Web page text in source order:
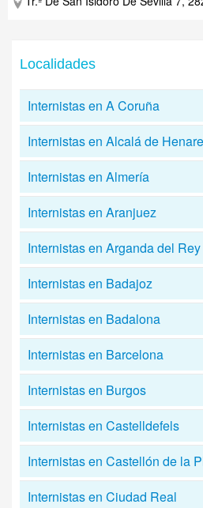
Localidades
Internistas en A Coruña
Internistas en Alcalá de
Internistas en Almería
Internistas en Aranjuez
Internistas en Arganda del Rey
Internistas en Badajoz
Internistas en Badalona
Internistas en Barcelona
Internistas en Burgos
Internistas en Castelldefels
Internistas en Castellón de la
Internistas en Ciudad Real